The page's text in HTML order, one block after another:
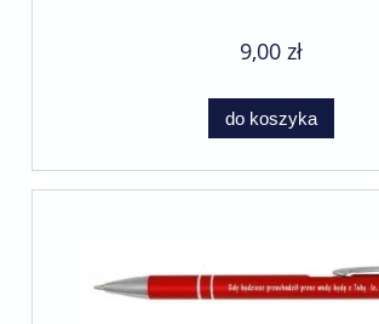
9,00 zł
do koszyka